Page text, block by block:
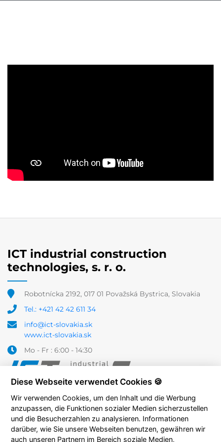
ICT industrial construction
technologies, s. r. o.
Robotnícka 2192, 017 01 Považská Bystrica, Slovakia
Tel.: +421 42 42 611 34
info@ict-slovakia.sk
www.ict-slovakia.sk
Mo - Fr : 6:00 - 14:30
Diese Webseite verwendet Cookies 🍪
Wir verwenden Cookies, um den Inhalt und die Werbung
anzupassen, die Funktionen sozialer Medien sicherzustellen
und die Besucherzahlen zu analysieren. Informationen
darüber, wie Sie unsere Webseiten benutzen, gewähren wir
auch unseren Partnern im Bereich soziale Medien,